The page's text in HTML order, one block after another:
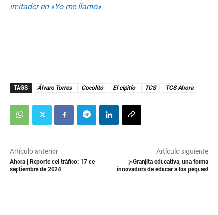
imitador en «Yo me llamo»
TAGS Álvaro Torres Cocolito El cipitío TCS TCS Ahora
Artículo anterior
Ahora | Reporte del tráfico: 17 de
septiembre de 2024
Artículo siguiente
¡»Granjita educativa, una forma
innovadora de educar a los peques!